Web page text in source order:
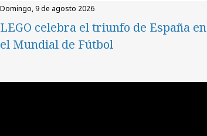
domingo, 9 de agosto 2026
LEGO celebra el triunfo de España en
el Mundial de Fútbol